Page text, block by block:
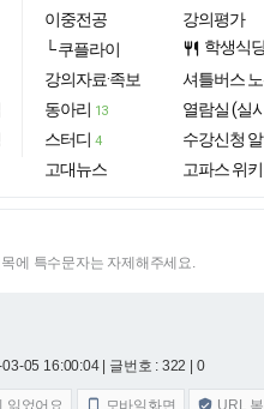
이중전공
└ 쿠플라이
강의자료·족보
동아리 13
스터디 4
고대뉴스
강의평가
restaurant 학생식
셔틀버스
열람실 (실
수강신청
고파스 위키
에 특수문자는 자제해주세요.
05 16:00:04 | 글번호 : 322 | 0
읽었어요 모바일화면 URL